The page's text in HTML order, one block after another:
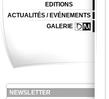
EDITIONS
ACTUALITÉS / EVÉNEMENTS
GALERIE
NEWSLETTER